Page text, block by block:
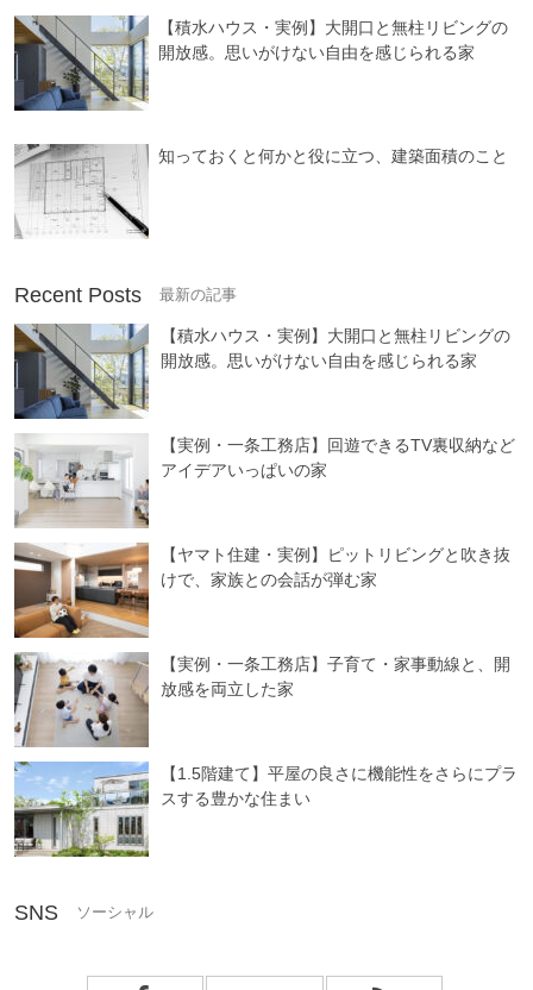
【積水ハウス・実例】大開口と無柱リビングの
開放感。思いがけない自由を感じられる家
知っておくと何かと役に立つ、建築面積のこと
Recent Posts
【積水ハウス・実例】大開口と無柱リビングの
開放感。思いがけない自由を感じられる家
【実例・一条工務店】回遊できるTV裏収納など
アイデアいっぱいの家
【ヤマト住建・実例】ピットリビングと吹き抜
けで、家族との会話が弾む家
【実例・一条工務店】子育て・家事動線と、開
放感を両立した家
【1.5階建て】平屋の良さに機能性をさらにプラ
スする豊かな住まい
SNS